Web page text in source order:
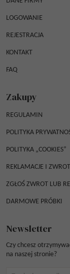
LOGOWANIE
REJESTRACJA
KONTAKT
FAQ
Zakupy
REGULAMIN
POLITYKA
POLITYKA „COOKIES”
REKLAMACJE I
ZGŁOŚ ZWROT LUB
DARMOWE PRÓBKI
Newsletter
Czy chcesz
na naszej stronie?